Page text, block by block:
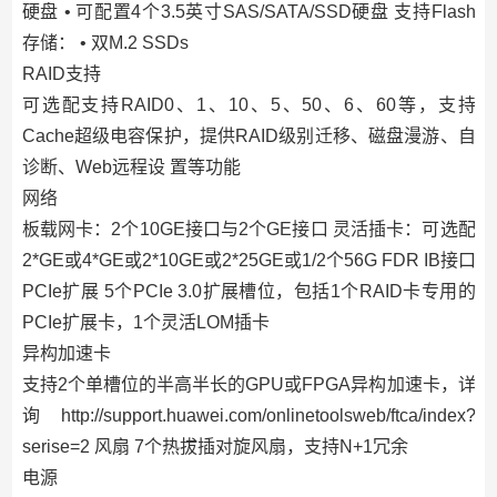
硬盘 • 可配置4个3.5英寸SAS/SATA/SSD硬盘 支持Flash
存储： • 双M.2 SSDs
RAID支持
可选配支持RAID0、1、10、5、50、6、60等，支持
Cache超级电容保护，提供RAID级别迁移、磁盘漫游、自
诊断、Web远程设 置等功能
网络
板载网卡：2个10GE接口与2个GE接口 灵活插卡：可选配
2*GE或4*GE或2*10GE或2*25GE或1/2个56G FDR IB接口
PCIe扩展 5个PCIe 3.0扩展槽位，包括1个RAID卡专用的
PCIe扩展卡，1个灵活LOM插卡
异构加速卡
支持2个单槽位的半高半长的GPU或FPGA异构加速卡，详
询 http://support.huawei.com/onlinetoolsweb/ftca/index?
serise=2 风扇 7个热拔插对旋风扇，支持N+1冗余
电源